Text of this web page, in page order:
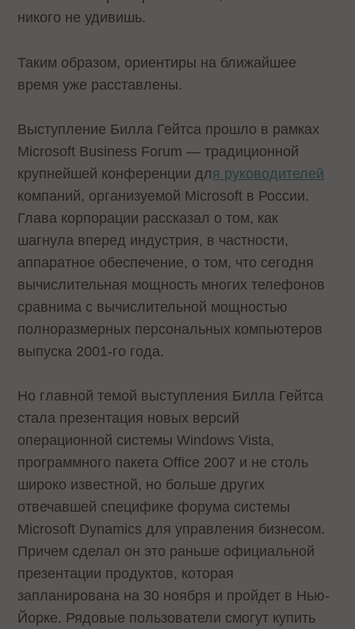
никого не удивишь.
Таким образом, ориентиры на ближайшее
время уже расставлены.
Выступление Билла Гейтса прошло в рамках
Microsoft Business Forum — традиционной
крупнейшей конференции для руководителей
компаний, организуемой Microsoft в России.
Глава корпорации рассказал о том, как
шагнула вперед индустрия, в частности,
аппаратное обеспечение, о том, что сегодня
вычислительная мощность многих телефонов
сравнима с вычислительной мощностью
полноразмерных персональных компьютеров
выпуска 2001-го года.
Но главной темой выступления Билла Гейтса
стала презентация новых версий
операционной системы Windows Vista,
программного пакета Office 2007 и не столь
широко известной, но больше других
отвечавшей специфике форума системы
Microsoft Dynamics для управления бизнесом.
Причем сделал он это раньше официальной
презентации продуктов, которая
запланирована на 30 ноября и пройдет в Нью-
Йорке. Рядовые пользователи смогут купить